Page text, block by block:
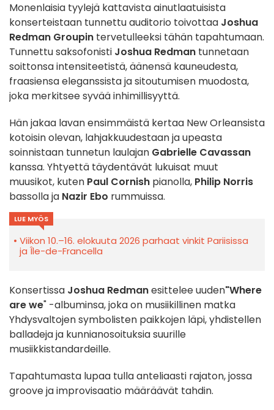
Monenlaisia tyylejä kattavista ainutlaatuisista
konserteistaan tunnettu auditorio toivottaa Joshua
Redman Groupin tervetulleeksi tähän tapahtumaan.
Tunnettu saksofonisti Joshua Redman tunnetaan
soittonsa intensiteetistä, äänensä kauneudesta,
fraasiensa eleganssista ja sitoutumisen muodosta,
joka merkitsee syvää inhimillisyyttä.
Hän jakaa lavan ensimmäistä kertaa New Orleansista
kotoisin olevan, lahjakkuudestaan ja upeasta
soinnistaan tunnetun laulajan Gabrielle Cavassan
kanssa. Yhtyettä täydentävät lukuisat muut
muusikot, kuten Paul Cornish pianolla, Philip Norris
bassolla ja Nazir Ebo rummuissa.
LUE MYÖS
Viikon 10.–16. elokuuta 2026 parhaat vinkit Pariisissa
ja Île-de-Francella
Konsertissa Joshua Redmanesittelee uuden"Where
are we" -albuminsa, joka on musiikillinen matka
Yhdysvaltojen symbolisten paikkojen läpi, yhdistellen
balladeja ja kunnianosoituksia suurille
musiikkistandardeille.
Tapahtumasta lupaa tulla anteliaasti rajaton, jossa
groove ja improvisaatio määräävät tahdin.